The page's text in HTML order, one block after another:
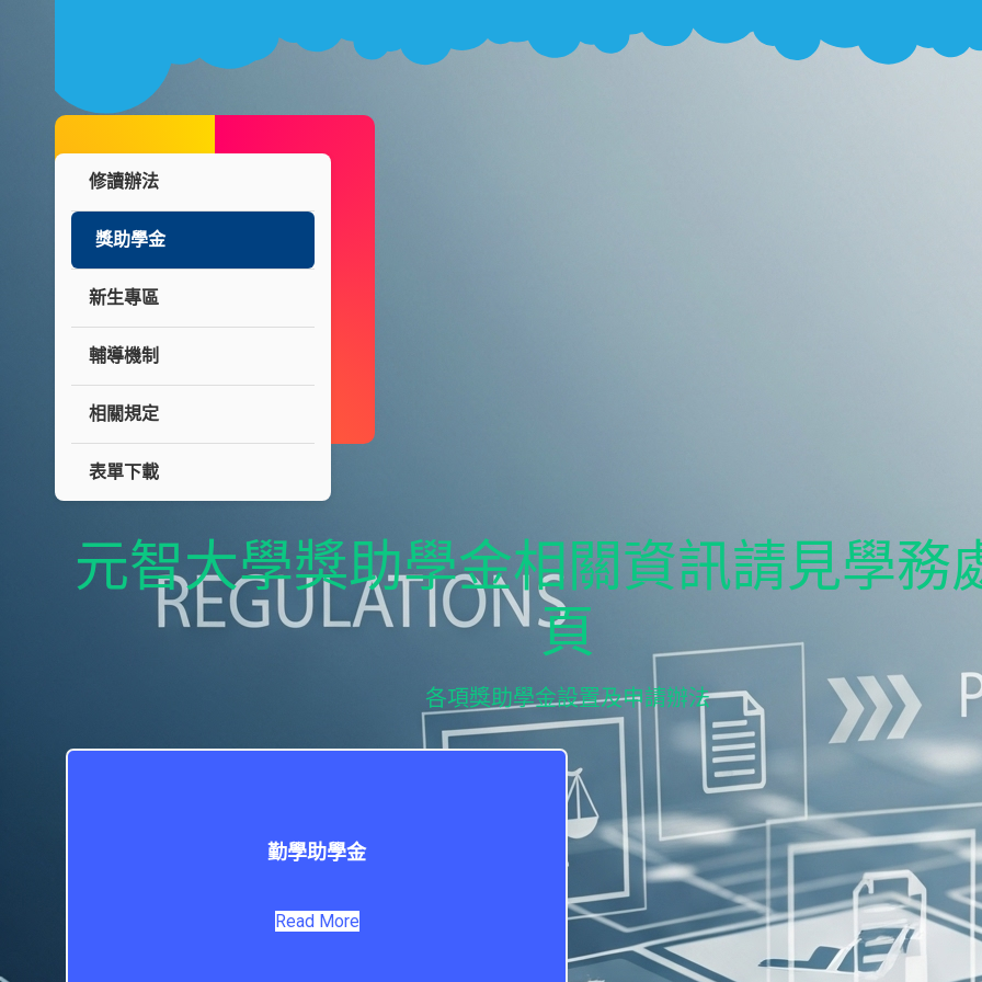
修讀辦法
獎助學金
新生專區
輔導機制
相關規定
表單下載
元智大學獎助學金相關資訊請見學務
頁
各項獎助學金設置及申請辦法
勤學助學金
Read More